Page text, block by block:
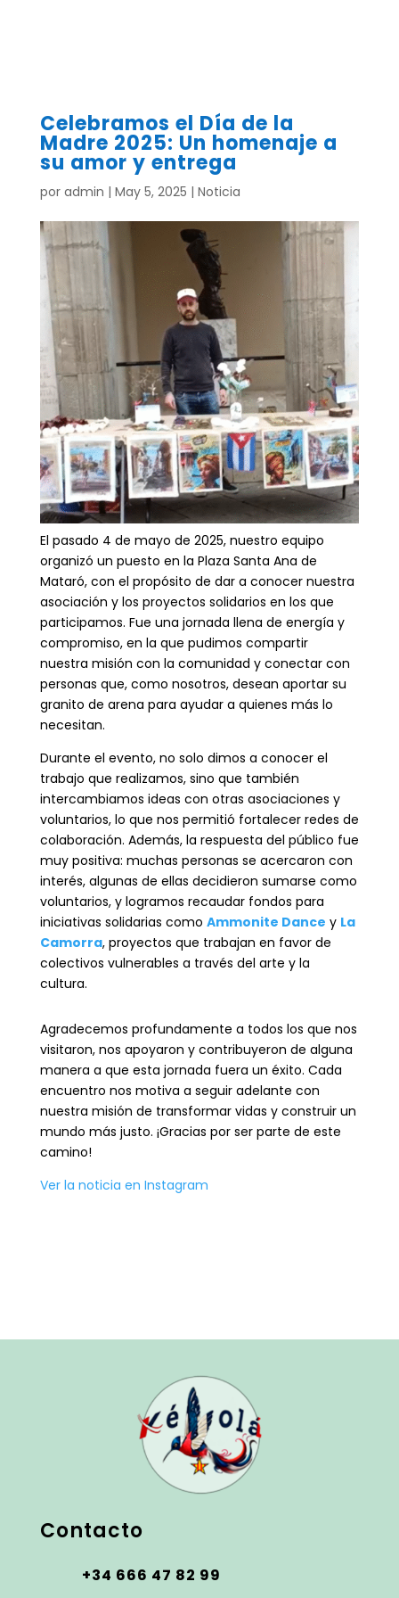
Celebramos el Día de la
Madre 2025: Un homenaje a
su amor y entrega
por admin | May 5, 2025 | Noticia
El pasado 4 de mayo de 2025, nuestro equipo
organizó un puesto en la Plaza Santa Ana de
Mataró, con el propósito de dar a conocer nuestra
asociación y los proyectos solidarios en los que
participamos. Fue una jornada llena de energía y
compromiso, en la que pudimos compartir
nuestra misión con la comunidad y conectar con
personas que, como nosotros, desean aportar su
granito de arena para ayudar a quienes más lo
necesitan.
Durante el evento, no solo dimos a conocer el
trabajo que realizamos, sino que también
intercambiamos ideas con otras asociaciones y
voluntarios, lo que nos permitió fortalecer redes de
colaboración. Además, la respuesta del público fue
muy positiva: muchas personas se acercaron con
interés, algunas de ellas decidieron sumarse como
voluntarios, y logramos recaudar fondos para
iniciativas solidarias como Ammonite Dance y La
Camorra, proyectos que trabajan en favor de
colectivos vulnerables a través del arte y la
cultura.
Agradecemos profundamente a todos los que nos
visitaron, nos apoyaron y contribuyeron de alguna
manera a que esta jornada fuera un éxito. Cada
encuentro nos motiva a seguir adelante con
nuestra misión de transformar vidas y construir un
mundo más justo. ¡Gracias por ser parte de este
camino!
Ver la noticia en Instagram
Contacto
+34 666 47 82 99